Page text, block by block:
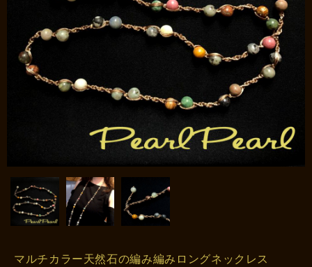
マルチカラー天然石の編み編みロングネックレス